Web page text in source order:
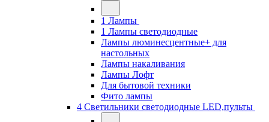
1 Лампы
1 Лампы светодиодные
Лампы люминесцентные+ для
настольных
Лампы накаливания
Лампы Лофт
Для бытовой техники
Фито лампы
4 Светильники светодиодные LED,пульты